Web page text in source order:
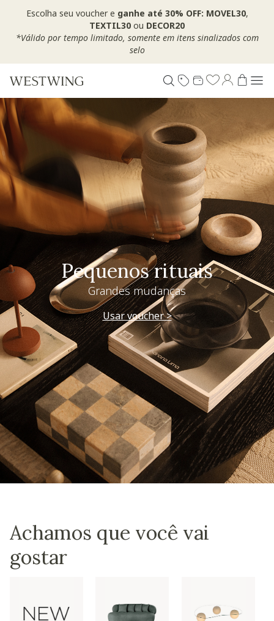
Escolha seu voucher e ganhe até 30% OFF: MOVEL30,
TEXTIL30 ou DECOR20
*Válido por tempo limitado, somente em itens sinalizados com
selo
Pequenos rituais
Grandes mudanças
Usar voucher >
Achamos que você vai
gostar